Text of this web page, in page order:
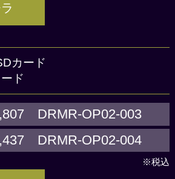
カード
ド
DRMR-OP02-003
DRMR-OP02-004
※税込